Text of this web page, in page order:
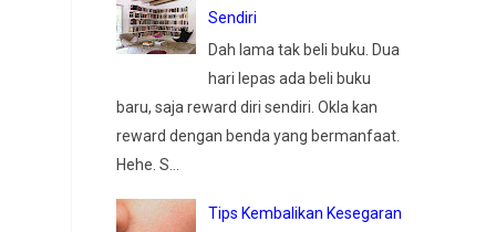
Sendiri
Dah lama tak beli buku. Dua
hari lepas ada beli buku
baru, saja reward diri sendiri. Okla kan
reward dengan benda yang bermanfaat.
Hehe. S...
Tips Kembalikan Kesegaran